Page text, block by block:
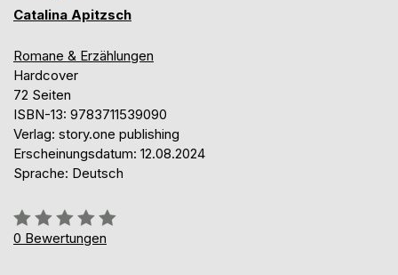
Catalina Apitzsch
Romane & Erzählungen
Hardcover
72 Seiten
ISBN-13: 9783711539090
Verlag: story.one publishing
Erscheinungsdatum: 12.08.2024
Sprache: Deutsch
Bewertung::
0%
0 Bewertungen